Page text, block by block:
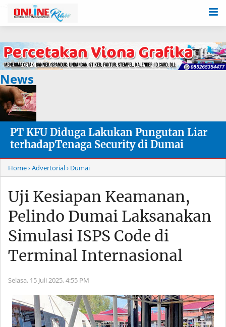
News
PT KFU Diduga Lakukan Pungutan Liar
terhadapTenaga Security di Dumai
Home› Advertorial› Dumai
Uji Kesiapan Keamanan,
Pelindo Dumai Laksanakan
Simulasi ISPS Code di
Terminal Internasional
Selasa, 15 Juli 2025, 4:55 PM